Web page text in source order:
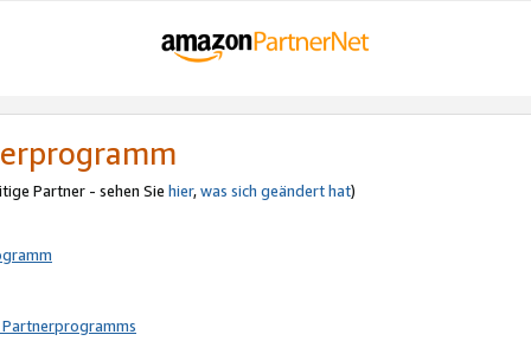
Partner - sehen Sie hier,was sich geändert hat)
Partnerprogramms